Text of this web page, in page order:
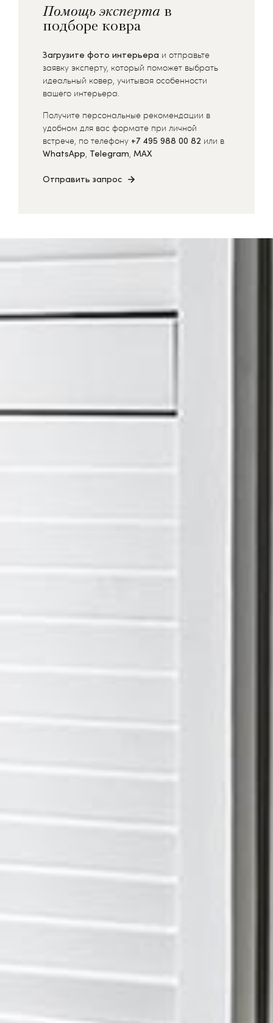
Помощь эксперта в
подборе ковра
Загрузите фото интерьера и отправьте
заявку эксперту, который поможет выбрать
идеальный ковер, учитывая особенности
вашего интерьера.
Получите персональные рекомендации в
удобном для вас формате при личной
встрече, по телефону +7 495 988 00 82 или в
WhatsApp, Telegram, MAX
Отправить запрос